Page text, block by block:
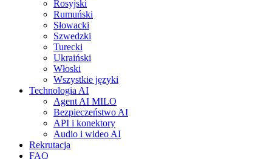
Rosyjski
Rumuński
Słowacki
Szwedzki
Turecki
Ukraiński
Włoski
Wszystkie języki
Technologia AI
Agent AI MILO
Bezpieczeństwo AI
API i konektory
Audio i wideo AI
Rekrutacja
FAQ